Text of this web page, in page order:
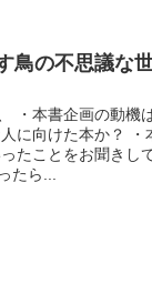
鳥の不思議な
・本書企画の動機
に向けた本か？ ・
たことをお聞きし
たら...